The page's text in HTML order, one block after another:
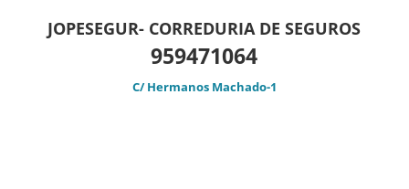
JOPESEGUR- CORREDURIA DE SEGUROS
959471064
C/ Hermanos Machado-1